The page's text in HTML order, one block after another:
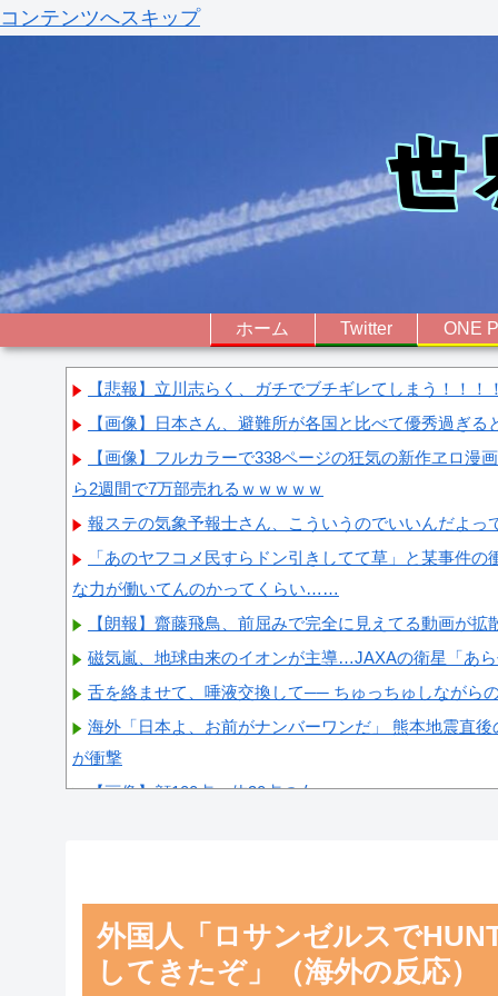
コンテンツへスキップ
ホーム Twitter ONE
【悲報】立川志らく、ガチでブチギレてしまう！！！
【画像】日本さん、避難所が各国と比べて優秀過ぎる
【画像】フルカラーで338ページの狂気の新作ヱロ漫
ら2週間で7万部売れるｗｗｗｗｗ
報ステの気象予報士さん、こういうのでいいんだよっ
「あのヤフコメ民すらドン引きしてて草」と某事件
な力が働いてんのかってくらい……
【朗報】齋藤飛鳥、前屈みで完全に見えてる動画が
磁気嵐、地球由来のイオンが主導…JAXAの衛星「あ
舌を絡ませて、唾液交換して── ちゅっちゅしながら
海外「日本よ、お前がナンバーワンだ」 熊本地震直
が衝撃
【画像】顔100点、体30点の女ｗｗｗ
Powered by livedoor 相互RSS
外国人「ロサンゼルスで
してきたぞ」（海外の反応）